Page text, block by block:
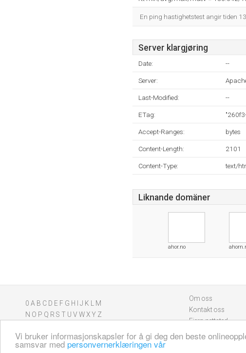
Vi bruker informasjonskapsler for å gi deg den beste
samsvar med personvernerklæringen vår
En ping hastighetstest angir tiden
Server klargjøring
Date: --
Server:
Last-Modified: --
ETag:
Accept-Ranges: bytes
Content-Length: 2101
Content-Type: text/
Liknande domäner
ahor.no
0 A B C D E F G H J K
M
N O P Q R S T U V WXY Z
Om oss
Kontakt oss
Fjern nettsted